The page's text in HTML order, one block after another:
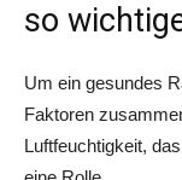
so
Um ein gesundes
Faktoren
Luftfeuchtigkeit,